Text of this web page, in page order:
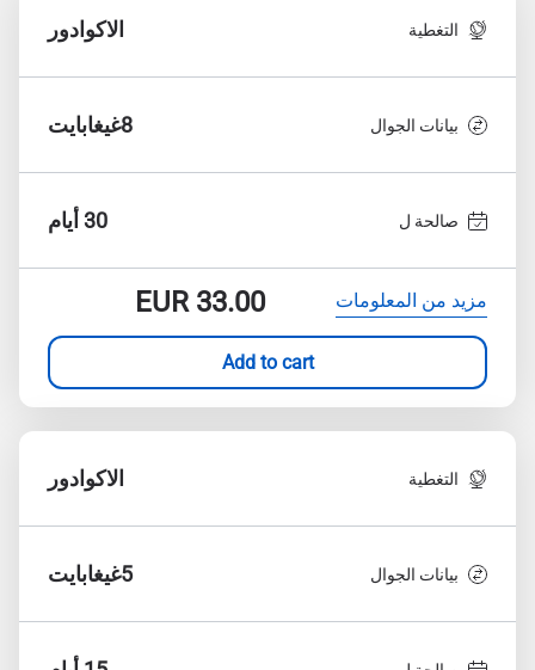
التغطية الاكوادور
بيانات الجوال 8غيغابايت
صالحة ل 30 أيام
مزيد من المعلومات EUR33.00
Add to cart
التغطية الاكوادور
بيانات الجوال 5غيغابايت